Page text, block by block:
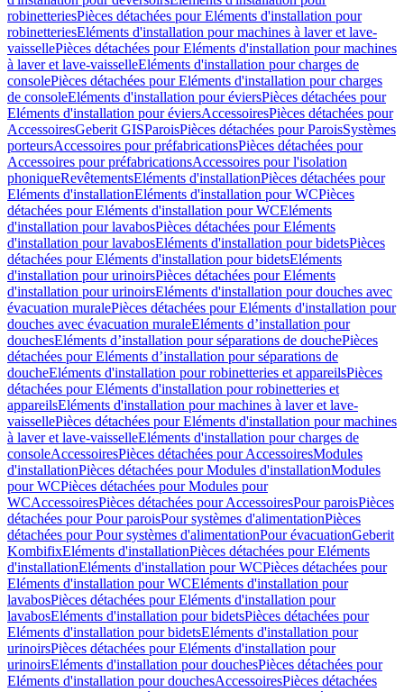
robinetteriesPièces détachées pour Eléments d'installation pour
robinetteriesEléments d'installation pour machines à laver et lave-
vaissellePièces détachées pour Eléments d'installation pour machines
à laver et lave-vaisselleEléments d'installation pour charges de
consolePièces détachées pour Eléments d'installation pour charges
de consoleEléments d'installation pour éviersPièces détachées pour
Eléments d'installation pour éviersAccessoiresPièces détachées pour
AccessoiresGeberit GISParoisPièces détachées pour ParoisSystèmes
porteursAccessoires pour préfabricationsPièces détachées pour
Accessoires pour préfabricationsAccessoires pour l'isolation
phoniqueRevêtementsEléments d'installationPièces détachées pour
Eléments d'installationEléments d'installation pour WCPièces
détachées pour Eléments d'installation pour WCEléments
d'installation pour lavabosPièces détachées pour Eléments
d'installation pour lavabosEléments d'installation pour bidetsPièces
détachées pour Eléments d'installation pour bidetsEléments
d'installation pour urinoirsPièces détachées pour Eléments
d'installation pour urinoirsEléments d'installation pour douches avec
évacuation muralePièces détachées pour Eléments d'installation pour
douches avec évacuation muraleEléments d’installation pour
douchesEléments d’installation pour séparations de douchePièces
détachées pour Eléments d’installation pour séparations de
doucheEléments d'installation pour robinetteries et appareilsPièces
détachées pour Eléments d'installation pour robinetteries et
appareilsEléments d'installation pour machines à laver et lave-
vaissellePièces détachées pour Eléments d'installation pour machines
à laver et lave-vaisselleEléments d'installation pour charges de
consoleAccessoiresPièces détachées pour AccessoiresModules
d'installationPièces détachées pour Modules d'installationModules
pour WCPièces détachées pour Modules pour
WCAccessoiresPièces détachées pour AccessoiresPour paroisPièces
détachées pour Pour paroisPour systèmes d'alimentationPièces
détachées pour Pour systèmes d'alimentationPour évacuationGeberit
KombifixEléments d'installationPièces détachées pour Eléments
d'installationEléments d'installation pour WCPièces détachées pour
Eléments d'installation pour WCEléments d'installation pour
lavabosPièces détachées pour Eléments d'installation pour
lavabosEléments d'installation pour bidetsPièces détachées pour
Eléments d'installation pour bidetsEléments d'installation pour
urinoirsPièces détachées pour Eléments d'installation pour
urinoirsEléments d'installation pour douchesPièces détachées pour
Eléments d'installation pour douchesAccessoiresPièces détachées